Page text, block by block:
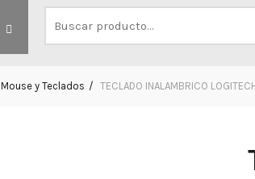
por:
Mouse y Teclados TECLADO INALAMBRICO